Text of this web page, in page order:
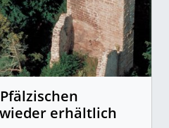
erhältlich